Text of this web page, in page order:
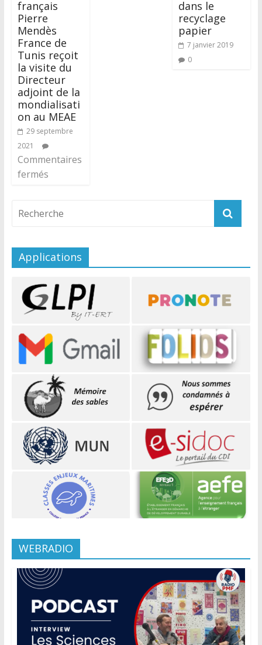
français
Pierre
Mendès
France de
Tunis reçoit
la visite du
Directeur
adjoint de la
mondialisati
on au MEAE
29 septembre
2021
Commentaires
fermés
dans le
recyclage
papier
7 janvier 2019
0
Applications
WEBRADIO